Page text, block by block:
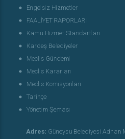
Engelsiz Hizmetler
FAALİYET RAPORLARI
Kamu Hizmet Standartları
Kardeş Belediyeler
Meclis Gündemi
Meclis Kararları
Meclis Komisyonları
Tarihçe
Yönetim Şeması
Adres: Güneysu Belediyesi Adnan